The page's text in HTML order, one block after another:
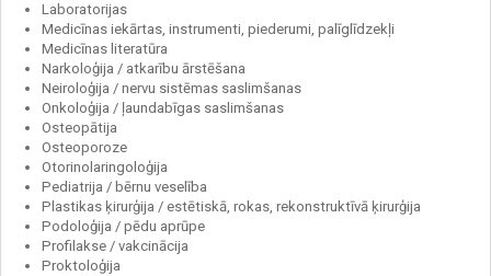
Laboratorijas
Medicīnas iekārtas, instrumenti, piederumi, palīglīdzekļi
Medicīnas literatūra
Narkoloģija / atkarību ārstēšana
Neiroloģija / nervu sistēmas saslimšanas
Onkoloģija / ļaundabīgas saslimšanas
Osteopātija
Osteoporoze
Otorinolaringoloģija
Pediatrija / bērnu veselība
Plastikas ķirurģija / estētiskā, rokas, rekonstruktīvā ķirurģija
Podoloģija / pēdu aprūpe
Profilakse / vakcinācija
Proktoloģija